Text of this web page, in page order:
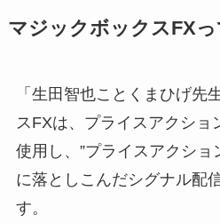
マジックボックスFXっ
「生田智也ことくまひげ先
スFXは、プライスアクショ
使用し、”プライスアクショ
に落としこんだシグナル配
す。